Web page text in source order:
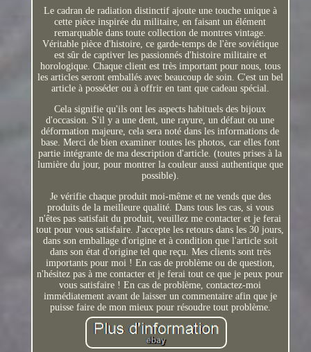
Le cadran de radiation distinctif ajoute une touche unique à
cette pièce inspirée du militaire, en faisant un élément
remarquable dans toute collection de montres vintage.
Véritable pièce d'histoire, ce garde-temps de l'ère soviétique
est sûr de captiver les passionnés d'histoire militaire et
horologique. Chaque client est très important pour nous, tous
les articles seront emballés avec beaucoup de soin. C'est un bel
article à posséder ou à offrir en tant que cadeau spécial.
Cela signifie qu'ils ont les aspects habituels des bijoux
d'occasion. S'il y a une dent, une rayure, un défaut ou une
déformation majeure, cela sera noté dans les informations de
base. Merci de bien examiner toutes les photos, car elles font
partie intégrante de ma description d'article. (toutes prises à la
lumière du jour, pour montrer la couleur aussi authentique que
possible).
Je vérifie chaque produit moi-même et ne vends que des
produits de la meilleure qualité. Dans tous les cas, si vous
n'êtes pas satisfait du produit, veuillez me contacter et je ferai
tout pour vous satisfaire. J'accepte les retours dans les 30 jours,
dans son emballage d'origine et à condition que l'article soit
dans son état d'origine tel que reçu. Mes clients sont très
importants pour moi ! En cas de problème ou de question,
n'hésitez pas à me contacter et je ferai tout ce que je peux pour
vous satisfaire ! En cas de problème, contactez-moi
immédiatement avant de laisser un commentaire afin que je
puisse faire de mon mieux pour résoudre tout problème.